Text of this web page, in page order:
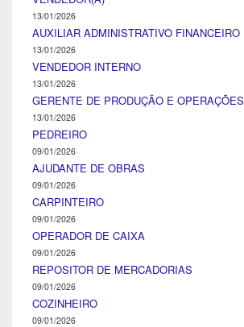
13/01/2026
AUXILIAR ADMINISTRATIVO FINANCEIRO
13/01/2026
VENDEDOR INTERNO
13/01/2026
GERENTE DE PRODUÇÃO E OPERAÇÕES
13/01/2026
PEDREIRO
09/01/2026
AJUDANTE DE OBRAS
09/01/2026
CARPINTEIRO
09/01/2026
OPERADOR DE CAIXA
09/01/2026
REPOSITOR DE MERCADORIAS
09/01/2026
COZINHEIRO
09/01/2026